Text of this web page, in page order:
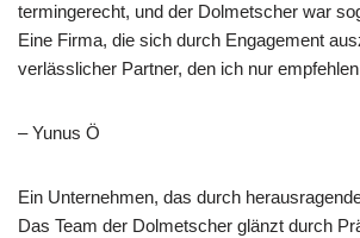
termingerecht, und der Dolmetscher war
Eine Firma, die sich durch Engagement
verlässlicher Partner, den ich nur
– Yunus Ö
Ein Unternehmen, das durch
Das Team der Dolmetscher glänzt durch